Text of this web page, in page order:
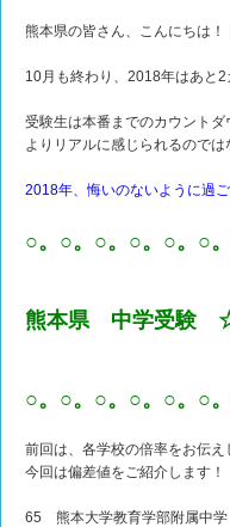
熊本県の皆さん、こんにちは！
10月も終わり、2018年はあと2
受験生は本番までのカウントダ
よりリアルに感じられるのでは
2018年、悔いのないように過ご
○。○。○。○。○。○
熊本県 中学受験
○。○。○。○。○。○
前回は、各学校の倍率をお伝え
今回は偏差値をご紹介します！
65 熊本大学教育学部附属中学